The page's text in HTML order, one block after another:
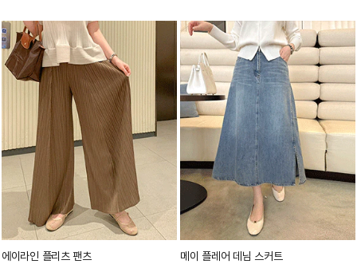
에이라인 플리츠 팬츠 메이 플레어 데님 스커트